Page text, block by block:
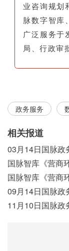
业咨询规划
脉数字智库
广泛服务于
局、行政审
政务服务
相关报道
09月14日国脉政
11月10日国脉政